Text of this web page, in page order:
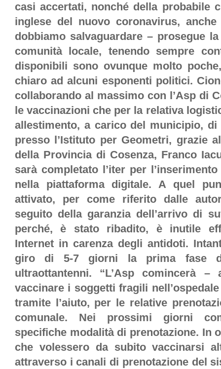
casi accertati, nonché della probabile
inglese del nuovo coronavirus,
dobbiamo salvaguardare – prosegue
comunità locale, tenendo sempre
disponibili sono ovunque molto
chiaro ad alcuni esponenti politici.
collaborando al massimo con l’Asp di
le vaccinazioni che per la relativa
allestimento, a carico del municipio, di
presso l’Istituto per Geometri, grazie
della Provincia di Cosenza, Franco
sarà completato l’iter per
nella piattaforma digitale. A quel
attivato, per come riferito dalle
seguito della garanzia dell’arrivo di
perché, è stato ribadito, è inutile
Internet in carenza degli antidoti.
giro di 5-7 giorni la prima fase
ultraottantenni. “L’Asp comincerà
vaccinare i soggetti fragili
tramite l’aiuto, per le relative
comunale. Nei prossimi giorni
specifiche modalità di prenotazione. In
che volessero da subito vaccinarsi
attraverso i canali di prenotazione del